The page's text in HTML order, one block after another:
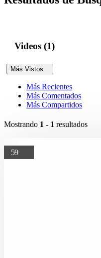
Videos (1)
Más Vistos
Más Recientes
Más Comentados
Más Compartidos
Mostrando 1 - 1 resultados
59